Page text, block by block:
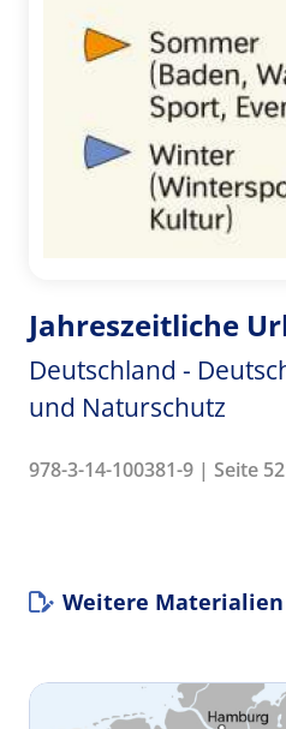
Jahreszeitliche
Deutschland -
und Naturschutz
978-3-14-100381-9 | Seite
Weitere Materialien